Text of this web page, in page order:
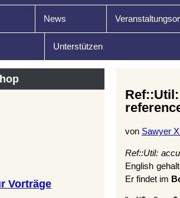
News
Unterstützen
Vorträge
von Sawyer
Ref::Util:
English
Er findet im